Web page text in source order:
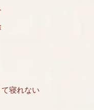
寝れない